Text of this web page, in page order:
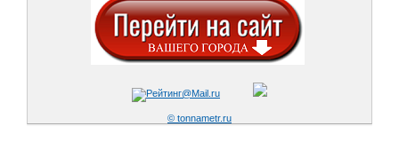
© tonnametr.ru